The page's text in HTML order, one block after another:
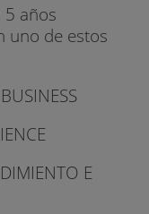
5 años
uno de estos
E